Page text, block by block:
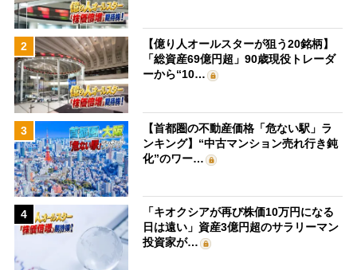
2
【億り人オールスターが狙う20銘柄】
「総資産69億円超」90歳現役トレーダ
ーから“10…
3
【首都圏の不動産価格「危ない駅」ラ
ンキング】“中古マンション売れ行き鈍
化”のワー…
4
「キオクシアが再び株価10万円になる
日は遠い」資産3億円超のサラリーマン
投資家が…